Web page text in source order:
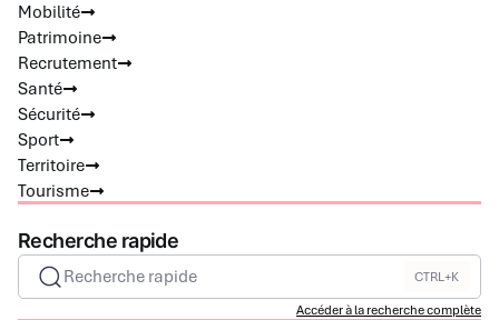
Mobilité
Patrimoine
Recrutement
Santé
Sécurité
Sport
Territoire
Tourisme
Recherche rapide
Recherche rapide CTRL+K
Accéder à la recherche complète